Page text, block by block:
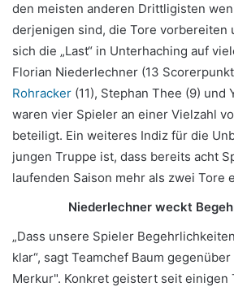
den meisten anderen Drittligisten
derjenigen sind, die Tore vorbereiten
sich die „Last“ in Unterhaching auf
Florian Niederlechner (13
Rohracker (11), Stephan Thee (9) und
waren vier Spieler an einer Vielzahl
beteiligt. Ein weiteres Indiz für die
jungen Truppe ist, dass bereits acht
laufenden Saison mehr als zwei Tore
Niederlechner weckt
„Dass unsere Spieler
klar“, sagt Teamchef Baum
Merkur". Konkret geistert seit einigen